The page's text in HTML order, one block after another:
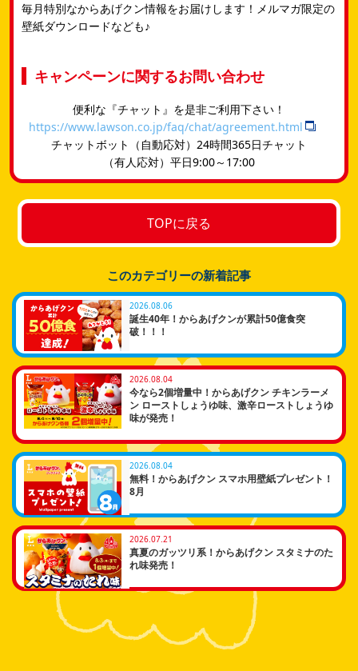
毎月特別なからあげクン情報をお届けします！メルマガ限定の
壁紙ダウンロードなども♪
キャンペーンに関するお問い合わせ
便利な『チャット』を是非ご利用下さい！
https://www.lawson.co.jp/faq/chat/agreement.html
チャットボット（自動応対）24時間365日チャット
​（有人応対）平日9:00～17:00
TOPに戻る
このカテゴリーの新着記事
2026.08.06
誕生40年！からあげクンが累計50億食突
破！！！
2026.08.04
今なら2個増量中！からあげクン チキンラーメ
ン ローストしょうゆ味、激辛ローストしょうゆ
味が発売！
2026.08.04
無料！からあげクン スマホ用壁紙プレゼント！
8月
2026.07.21
真夏のガッツリ系！からあげクン スタミナのた
れ味発売！